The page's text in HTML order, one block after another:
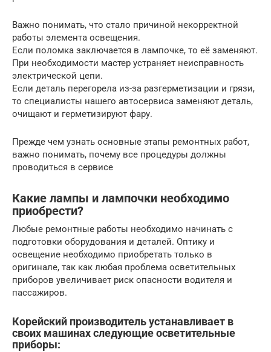
Важно понимать, что стало причиной некорректной
работы элемента освещения.
Если поломка заключается в лампочке, то её заменяют.
При необходимости мастер устраняет неисправность
электрической цепи.
Если деталь перегорела из-за разгерметизации и грязи,
то специалисты нашего автосервиса заменяют деталь,
очищают и герметизируют фару.
Прежде чем узнать основные этапы ремонтных работ,
важно понимать, почему все процедуры должны
проводиться в сервисе
Какие лампы и лампочки необходимо
приобрести?
Любые ремонтные работы необходимо начинать с
подготовки оборудования и деталей. Оптику и
освещение необходимо приобретать только в
оригинале, так как любая проблема осветительных
приборов увеличивает риск опасности водителя и
пассажиров.
Корейский производитель устанавливает в
своих машинах следующие осветительные
приборы: